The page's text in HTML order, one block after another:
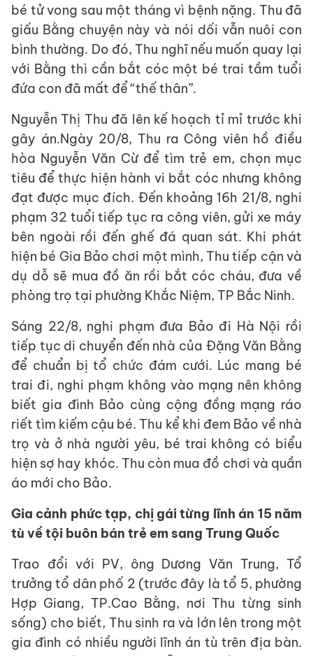
bé tử vong sau một tháng vì bệnh nặng. Thu đã
giấu Bằng chuyện này và nói dối vẫn nuôi con
bình thường. Do đó, Thu nghĩ nếu muốn quay lại
với Bằng thì cần bắt cóc một bé trai tầm tuổi
đứa con đã mất để “thế thân”.
Nguyễn Thị Thu đã lên kế hoạch tỉ mỉ trước khi
gây án.Ngày 20/8, Thu ra Công viên hồ điều
hòa Nguyễn Văn Cừ để tìm trẻ em, chọn mục
tiêu để thực hiện hành vi bắt cóc nhưng không
đạt được mục đích. Đến khoảng 16h 21/8, nghi
phạm 32 tuổi tiếp tục ra công viên, gửi xe máy
bên ngoài rồi đến ghế đá quan sát. Khi phát
hiện bé Gia Bảo chơi một mình, Thu tiếp cận và
dụ dỗ sẽ mua đồ ăn rồi bắt cóc cháu, đưa về
phòng trọ tại phường Khắc Niệm, TP Bắc Ninh.
Sáng 22/8, nghi phạm đưa Bảo đi Hà Nội rồi
tiếp tục di chuyển đến nhà của Đặng Văn Bằng
để chuẩn bị tổ chức đám cưới. Lúc mang bé
trai đi, nghi phạm không vào mạng nên không
biết gia đình Bảo cùng cộng đồng mạng ráo
riết tìm kiếm cậu bé. Thu kể khi đem Bảo về nhà
trọ và ở nhà người yêu, bé trai không có biểu
hiện sợ hay khóc. Thu còn mua đồ chơi và quần
áo mới cho Bảo.
Gia cảnh phức tạp, chị gái từng lĩnh án 15 năm
tù về tội buôn bán trẻ em sang Trung Quốc
Trao đổi với PV, ông Dương Văn Trung, Tổ
trưởng tổ dân phố 2 (trước đây là tổ 5, phường
Hợp Giang, TP.Cao Bằng, nơi Thu từng sinh
sống) cho biết, Thu sinh ra và lớn lên trong một
gia đình có nhiều người lĩnh án tù trên địa bàn.